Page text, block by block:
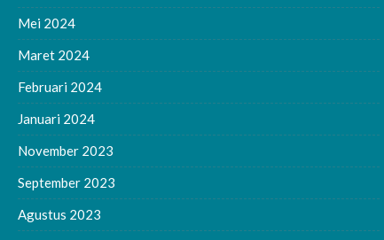
Mei 2024
Maret 2024
Februari 2024
Januari 2024
November 2023
September 2023
Agustus 2023